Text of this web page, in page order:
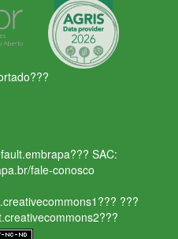
SAC:
fale-conosco
???